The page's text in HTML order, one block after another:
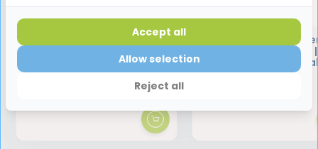
BlueM Tandpasta | Met
TePe
EasyPick M/L | Blauw
stuks |
Reject all
Allow selection
Accept all